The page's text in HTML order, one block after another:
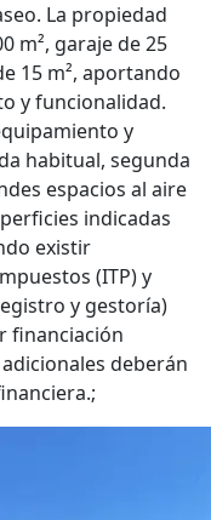
La propiedad
m², garaje de 25
15 m², aportando
y funcionalidad.
y
habitual, segunda
espacios al aire
indicadas
existir
(ITP) y
y gestoría)
financiación
deberán